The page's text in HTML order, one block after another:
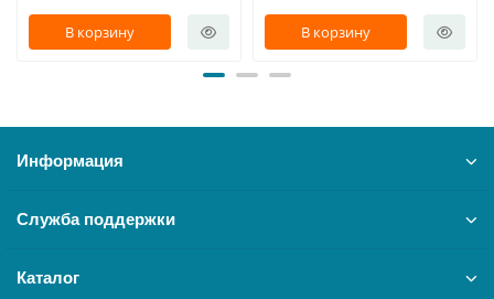
В корзину В корзину
Информация
Служба поддержки
Каталог